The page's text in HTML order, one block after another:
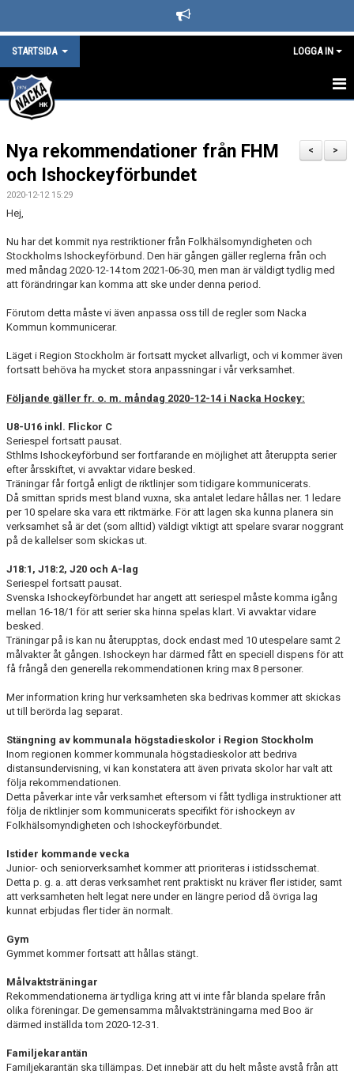
STARTSIDA LOGGA IN
STARTSIDA
DET HÄNDER I NACKA HK
LEDARE
BLI SUPPORTER I NACKA HOCKEY
SPONSORER
KAFETERIAN
SÄSONGS- OCH MEDLEMSAVGIFTER
DOKUMENT
ÖVERGÅNGAR OCH PROVSPEL
FÖRSÄKRING
ISTIDER
NYHETER - ARKIV
SVENSK HOCKEY TV
SCHEMA NACKA SKILLS 2026
SCHEMA HOCKEY IQ-CAMP
>
<
Nya rekommendationer från FHM
och Ishockeyförbundet
2020-12-12 15:29
Hej,
Nu har det kommit nya restriktioner från Folkhälsomyndigheten och
Stockholms Ishockeyförbund. Den här gången gäller reglerna från och
med måndag 2020-12-14 tom 2021-06-30, men man är väldigt tydlig med
att förändringar kan komma att ske under denna period.
Förutom detta måste vi även anpassa oss till de regler som Nacka
Kommun kommunicerar.
Läget i Region Stockholm är fortsatt mycket allvarligt, och vi kommer även
fortsatt behöva ha mycket stora anpassningar i vår verksamhet.
Följande gäller fr. o. m. måndag 2020-12-14 i Nacka Hockey:
U8-U16 inkl. Flickor C
Seriespel fortsatt pausat.
Sthlms Ishockeyförbund ser fortfarande en möjlighet att återuppta serier
efter årsskiftet, vi avvaktar vidare besked.
Träningar får fortgå enligt de riktlinjer som tidigare kommunicerats.
Då smittan sprids mest bland vuxna, ska antalet ledare hållas ner. 1 ledare
per 10 spelare ska vara ett riktmärke. För att lagen ska kunna planera sin
verksamhet så är det (som alltid) väldigt viktigt att spelare svarar noggrant
på de kallelser som skickas ut.
J18:1, J18:2, J20 och A-lag
Seriespel fortsatt pausat.
Svenska Ishockeyförbundet har angett att seriespel måste komma igång
mellan 16-18/1 för att serier ska hinna spelas klart. Vi avvaktar vidare
besked.
Träningar på is kan nu återupptas, dock endast med 10 utespelare samt 2
målvakter åt gången. Ishockeyn har därmed fått en speciell dispens för att
få frångå den generella rekommendationen kring max 8 personer.
Mer information kring hur verksamheten ska bedrivas kommer att skickas
ut till berörda lag separat.
Stängning av kommunala högstadieskolor i Region Stockholm
Inom regionen kommer kommunala högstadieskolor att bedriva
distansundervisning, vi kan konstatera att även privata skolor har valt att
följa rekommendationen.
Detta påverkar inte vår verksamhet eftersom vi fått tydliga instruktioner att
följa de riktlinjer som kommunicerats specifikt för ishockeyn av
Folkhälsomyndigheten och Ishockeyförbundet.
Istider kommande vecka
Junior- och seniorverksamhet kommer att prioriteras i istidsschemat.
Detta p. g. a. att deras verksamhet rent praktiskt nu kräver fler istider, samt
att verksamheten helt legat nere under en längre period då övriga lag
kunnat erbjudas fler tider än normalt.
Gym
Gymmet kommer fortsatt att hållas stängt.
Målvaktsträningar
Rekommendationerna är tydliga kring att vi inte får blanda spelare från
olika föreningar. De gemensamma målvaktsträningarna med Boo är
därmed inställda tom 2020-12-31.
Familjekarantän
Familjekarantän ska tillämpas. Det innebär att du helt måste avstå från att